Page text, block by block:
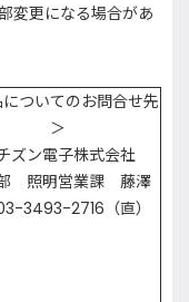
変更になる場合があ
ついてのお問合せ先
＞
ズン電子株式会社
照明営業課 藤澤
3493-2716（直）